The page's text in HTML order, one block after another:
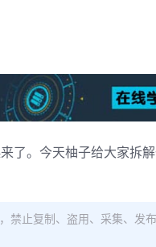
了。今天柚子给大家拆
禁止复制、盗用、采集、发